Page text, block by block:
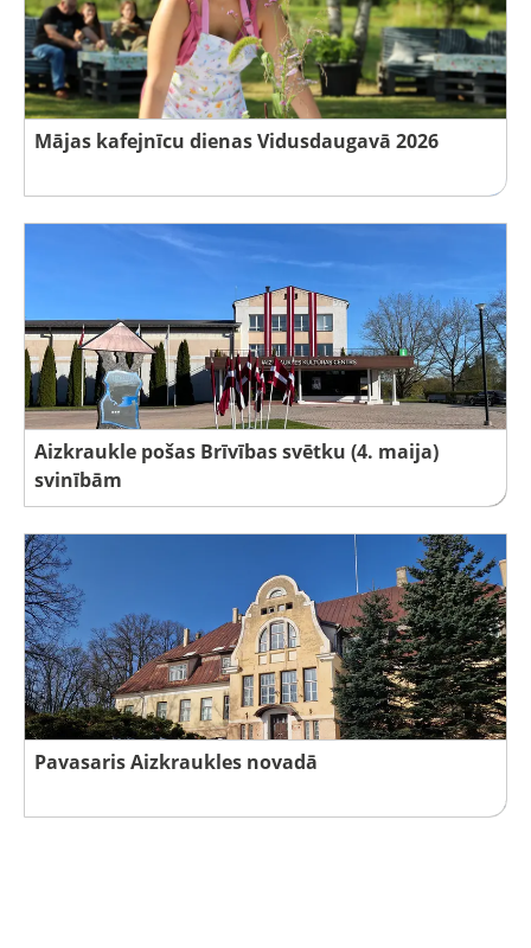
Mājas kafejnīcu dienas Vidusdaugavā 2026
Aizkraukle pošas Brīvības svētku (4. maija)
svinībām
Pavasaris Aizkraukles novadā